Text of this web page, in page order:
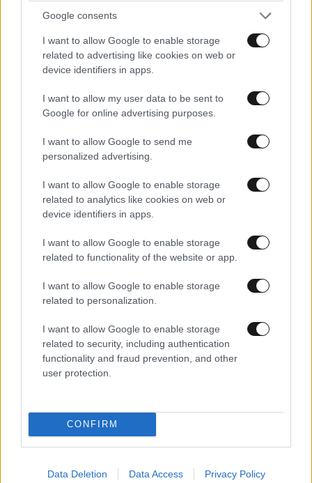
Google consents
I want to allow Google to enable storage
related to advertising like cookies on web or
device identifiers in apps.
I want to allow my user data to be sent to
Google for online advertising purposes.
I want to allow Google to send me
personalized advertising.
I want to allow Google to enable storage
related to analytics like cookies on web or
device identifiers in apps.
I want to allow Google to enable storage
related to functionality of the website or app.
I want to allow Google to enable storage
related to personalization.
I want to allow Google to enable storage
related to security, including authentication
functionality and fraud prevention, and other
user protection.
CONFIRM
Data Deletion Data Access Privacy Policy
ΚΑΣΣΑΝΔΡΑ...δεν μας λες κι εσυ τις δικες σου
αποψεις, που πιθανον να διαφερουν αν κρινω
απο το..διαφορετικο τηλεοπτικο σου επιπεδο;
εχεις κατι αλλο να μας πεις διαφορετικο ισως,
προγραμματα, αμιγως Ελληνικα;
Απαντήστε
Εγώ φίλε Γιάννη δεν βλέπω τηλεόραση
καθόλου. Κι αν θέλετε την πρότασή μου θα
σας έλεγα ότι μπορείτε από το ίντερνετ να
βρείτε θέματα διάφορα, ιστορικά, ταινίες,
το αρχείο της τηλεόρασης και του
ραδιοφώνου.
Απαντήστε
εν τέλει είμαστε χειρότεροι από αυτούς που
βρίζουμε....
Απαντήστε